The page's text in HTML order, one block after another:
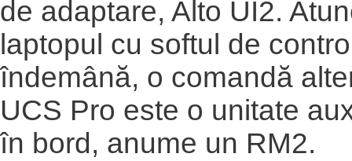
de adaptare, Alto UI2.
laptopul cu softul de
îndemână, o comandă
UCS Pro este o unitate
în bord, anume un RM2.